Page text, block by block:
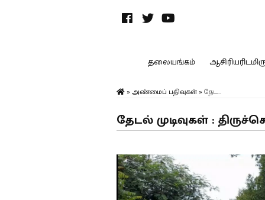
தலையங்கம்
» அண்மைப் பதிவுகள்» தேட...
தேடல் முடிவுகள் :